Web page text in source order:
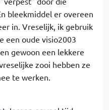
bleekmiddel er overeen
in. Vreselijk, ik gebruik
een oude visio2003
gewoon een lekkere
zooi hebben ze
te werken.